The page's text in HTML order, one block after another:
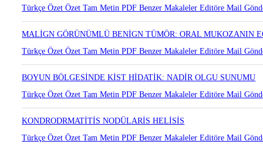
Türkçe ÖzetÖzetTam MetinPDFBenzer MakalelerEditöre Mail
MALİGN GÖRÜNÜMLÜ BENİGN TÜMÖR: ORAL MUKOZANIN
Türkçe ÖzetÖzetTam MetinPDFBenzer MakalelerEditöre Mail
BOYUN BÖLGESİNDE KİST HİDATİK: NADİR OLGU SUNUMU
Türkçe ÖzetÖzetTam MetinPDFBenzer MakalelerEditöre Mail
KONDRODRMATİTİS NODÜLARİS HELİSİS
Türkçe ÖzetÖzetTam MetinPDFBenzer MakalelerEditöre Mail